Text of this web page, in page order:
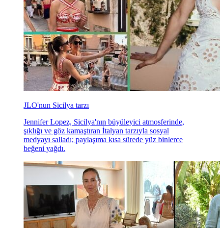
JLO'nun Sicilya tarzı
Jennifer Lopez, Sicilya'nın büyüleyici atmosferinde,
şıklığı ve göz kamaştıran İtalyan tarzıyla sosyal
medyayı salladı; paylaşıma kısa sürede yüz binlerce
beğeni yağdı.